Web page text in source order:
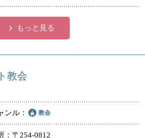
もっと見る
教会
ンル 教会
〒254-0812